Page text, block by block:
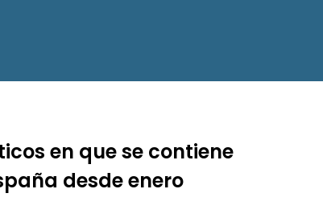
en que se contiene
desde enero